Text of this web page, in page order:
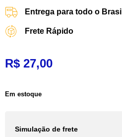
Entrega para todo o Brasil
Frete Rápido
R$ 27,00
Em estoque
Simulação de frete